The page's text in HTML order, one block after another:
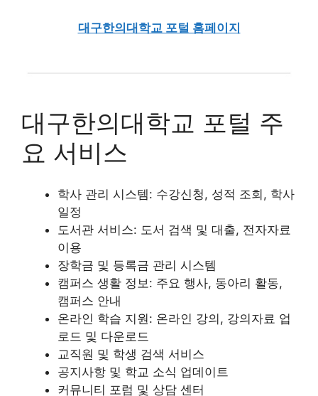
대구한의대학교 포털 홈페이지
대구한의대학교 포털 주
요 서비스
학사 관리 시스템: 수강신청, 성적 조회, 학사
일정
도서관 서비스: 도서 검색 및 대출, 전자자료
이용
장학금 및 등록금 관리 시스템
캠퍼스 생활 정보: 주요 행사, 동아리 활동,
캠퍼스 안내
온라인 학습 지원: 온라인 강의, 강의자료 업
로드 및 다운로드
교직원 및 학생 검색 서비스
공지사항 및 학교 소식 업데이트
커뮤니티 포럼 및 상담 센터